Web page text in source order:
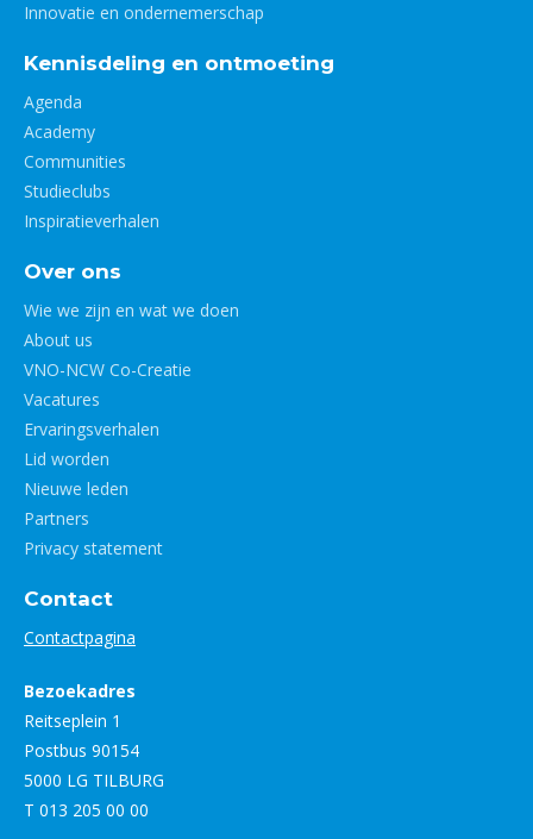
Innovatie en ondernemerschap
Kennisdeling en ontmoeting
Agenda
Academy
Communities
Studieclubs
Inspiratieverhalen
Over ons
Wie we zijn en wat we doen
About us
VNO-NCW Co-Creatie
Vacatures
Ervaringsverhalen
Lid worden
Nieuwe leden
Partners
Privacy statement
Contact
Contactpagina
Bezoekadres
Reitseplein 1
Postbus 90154
5000 LG TILBURG
T 013 205 00 00